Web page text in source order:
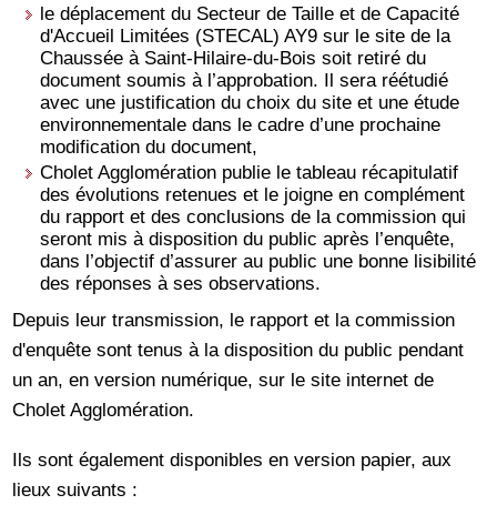
le déplacement du Secteur de Taille et de Capacité
d'Accueil Limitées (STECAL) AY9 sur le site de la
Chaussée à Saint-Hilaire-du-Bois soit retiré du
document soumis à l’approbation. Il sera réétudié
avec une justification du choix du site et une étude
environnementale dans le cadre d’une prochaine
modification du document,
Cholet Agglomération publie le tableau récapitulatif
des évolutions retenues et le joigne en complément
du rapport et des conclusions de la commission qui
seront mis à disposition du public après l’enquête,
dans l’objectif d’assurer au public une bonne lisibilité
des réponses à ses observations.
Depuis leur transmission, le rapport et la commission
d'enquête sont tenus à la disposition du public pendant
un an, en version numérique, sur le site internet de
Cholet Agglomération.
Ils sont également disponibles en version papier, aux
lieux suivants :